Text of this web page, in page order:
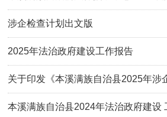
作信息公开报告
涉企检查计划出文版
2025年法治政府建设工作报告
关于印发《本溪满族自治县2025年涉
查计划》的通知
本溪满族自治县2024年法治政府建设